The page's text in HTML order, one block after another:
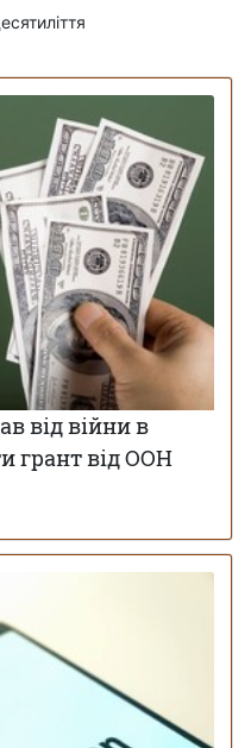
від війни в
грант від ООН